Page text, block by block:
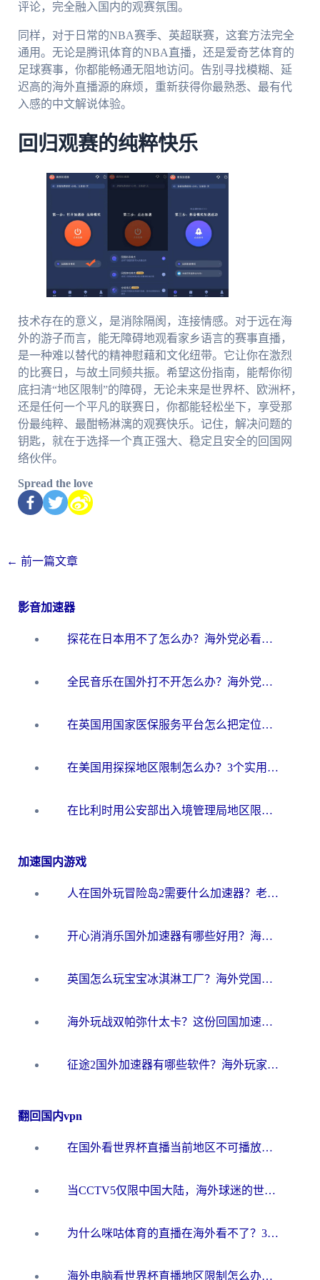
评论，完全融入国内的观赛氛围。
同样，对于日常的NBA赛季、英超联赛，这套方法完全
通用。无论是腾讯体育的NBA直播，还是爱奇艺体育的
足球赛事，你都能畅通无阻地访问。告别寻找模糊、延
迟高的海外直播源的麻烦，重新获得你最熟悉、最有代
入感的中文解说体验。
回归观赛的纯粹快乐
技术存在的意义，是消除隔阂，连接情感。对于远在海
外的游子而言，能无障碍地观看家乡语言的赛事直播，
是一种难以替代的精神慰藉和文化纽带。它让你在激烈
的比赛日，与故土同频共振。希望这份指南，能帮你彻
底扫清“地区限制”的障碍，无论未来是世界杯、欧洲杯，
还是任何一个平凡的联赛日，你都能轻松坐下，享受那
份最纯粹、最酣畅淋漓的观赛快乐。记住，解决问题的
钥匙，就在于选择一个真正强大、稳定且安全的回国网
络伙伴。
Spread the love
← 前一篇文章
影音加速器
探花在日本用不了怎么办？海外党必看的回国加速解决方案（附多场景实测）
全民音乐在国外打不开怎么办？海外党亲测有效的回国加速方案
在英国用国家医保服务平台怎么把定位修改到中国国内？海外党必看的解决指南（附腾讯视频伊对可用方法）
在美国用探探地区限制怎么办？3个实用技巧帮你搞定（附咪咕豆瓣音乐限制破解法）
在比利时用公安部出入境管理局地区限制怎么办？3步搞定+欧洲杯观赛&香港购物指南
加速国内游戏
人在国外玩冒险岛2需要什么加速器？老玩家亲测有效的选择指南
开心消消乐国外加速器有哪些好用？海外党亲测不踩坑指南（附塔瑞斯世界Online流畅技巧）
英国怎么玩宝宝冰淇淋工厂？海外党国服游戏加速避坑指南（附挪威装甲风暴解决方案）
海外玩战双帕弥什太卡？这份回国加速器终极指南帮你告别延迟（附打球球大作战古今江湖加速方案）
征途2国外加速器有哪些软件？海外玩家亲测实用指南（附非洲梦幻西游加速技巧）
翻回国内vpn
在国外看世界杯直播当前地区不可播放？海外党必看的回国加速全攻略
当CCTV5仅限中国大陆，海外球迷的世界杯狂欢如何继续？
为什么咪咕体育的直播在海外看不了？3步解决海外看世界杯+抖音地区限制难题
海外电脑看世界杯直播地区限制怎么办？你需要一个聪明的加速器